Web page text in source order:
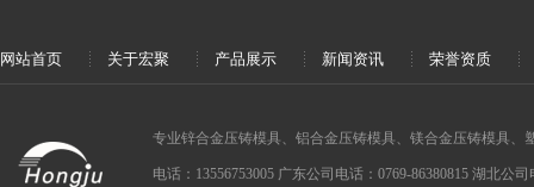
网站首页 关于宏聚 产品展示 新闻资讯 荣誉资质
专业锌合金压铸模具、铝合金压铸模具、镁合金压铸模具、
电话：13556753005 广东公司电话：0769-86380815 湖北公